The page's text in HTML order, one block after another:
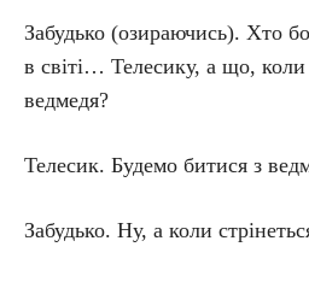
Забудько (озираючись). Хто
в світі… Телесику, а що,
ведмедя?
Телесик. Будемо битися з
Забудько. Ну, а коли